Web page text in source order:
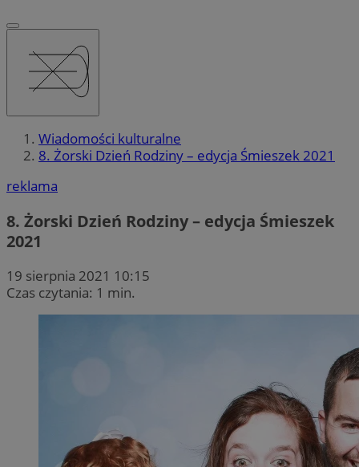
Wiadomości kulturalne
8. Żorski Dzień Rodziny – edycja Śmieszek 2021
reklama
8. Żorski Dzień Rodziny – edycja Śmieszek
2021
19 sierpnia 2021 10:15
Czas czytania: 1 min.